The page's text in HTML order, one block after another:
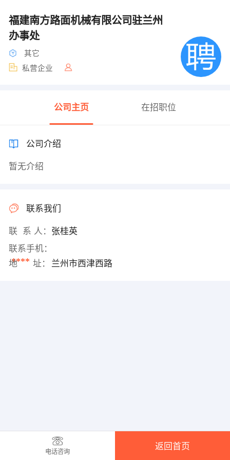
福建南方路面机械有限公司驻兰州
办事处
其它
私营企业
公司主页 在招职位
公司介绍
暂无介绍
联系我们
联 系 人： 张桂英
联系手机：
****
地 址： 兰州市西津西路
电话咨询
返回首页